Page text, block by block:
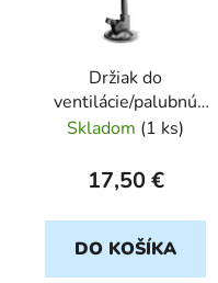
Držiak do
ventilácie/palubnú
dosku auta Forcell Oval
Skladom (1 ks)
17,50 €
DO KOŠÍKA